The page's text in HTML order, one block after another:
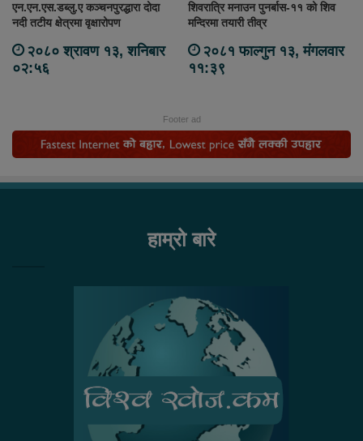
एन.एन.एस.डब्लु.ए कञ्चनपुरद्धारा दोदा
नदी तटीय क्षेत्रमा वृक्षारोपण
२०८० श्रावण १३, शनिबार
०२:५६
शिवरात्रि मनाउन पुनर्बास-११ को शिव
मन्दिरमा तयारी तीव्र
२०८१ फाल्गुन १३, मंगलवार
११:३९
Footer ad
हाम्रो बारे